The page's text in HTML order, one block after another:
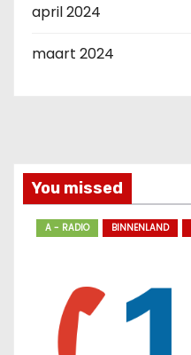
april 2024
maart 2024
You missed
A - RADIO BINNENLAND